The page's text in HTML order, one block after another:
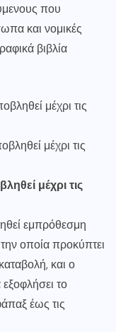
που
και νομικές
βιβλία
μέχρι τις
μέχρι τις
μέχρι τις
εμπρόθεσμη
οποία προκύπτει
και ο
το
έως τις